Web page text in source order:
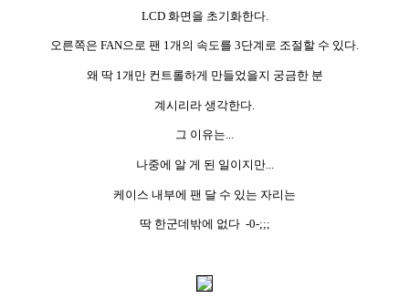
LCD 화면을 초기화한다.
오른쪽은 FAN으로 팬 1개의 속도를 3단계로 조절할 수 있다.
왜 딱 1개만 컨트롤하게 만들었을지 궁금한 분
계시리라 생각한다.
그 이유는...
나중에 알 게 된 일이지만...
케이스 내부에 팬 달 수 있는 자리는
딱 한군데밖에 없다 -0-;;;